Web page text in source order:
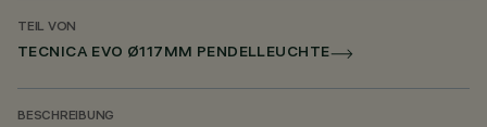
TEIL VON
TECNICA EVO Ø117MM PENDELLEUCHTE
BESCHREIBUNG